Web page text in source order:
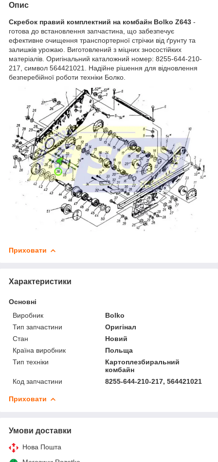
Опис
Скребок правий комплектний на комбайн Bolko Z643 -
готова до встановлення запчастина, що забезпечує
ефективне очищення транспортерної стрічки від ґрунту та
залишків урожаю. Виготовлений з міцних зносостійких
матеріалів. Оригінальний каталожний номер: 8255-644-210-
217, символ 564421021. Надійне рішення для відновлення
безперебійної роботи техніки Болко.
Приховати
Характеристики
Основні
Виробник
Bolko
Тип запчастини
Оригінал
Стан
Новий
Країна виробник
Польща
Тип техніки
Картоплезбиральний
комбайн
Код запчастини
8255-644-210-217, 564421021
Приховати
Умови доставки
Нова Пошта